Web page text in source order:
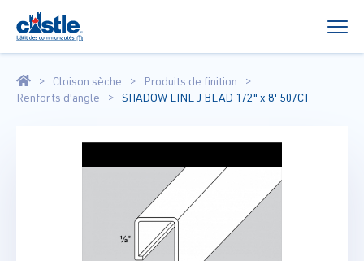
Cloison sèche
Produits de finition
Renforts d'angle
SHADOW LINE J BEAD 1/2" x 8' 50/CT